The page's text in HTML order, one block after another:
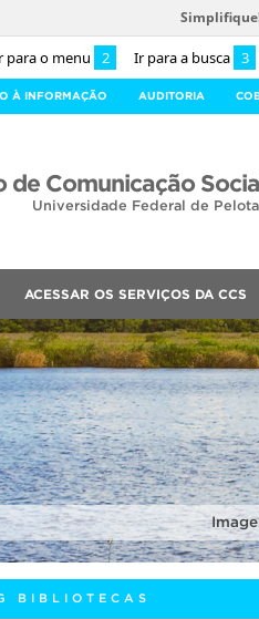
para o menu 2 Ir para a busca 3
À INFORMAÇÃO AUDITORIA
de Comunicação
Universidade Federal de
ACESSAR OS SERVIÇOS DA CCS
BIBLIOTECAS